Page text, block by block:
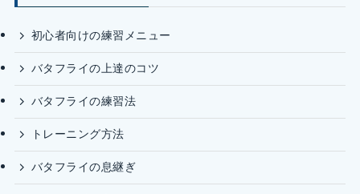
初心者向けの練習メニュー
バタフライの上達のコツ
バタフライの練習法
トレーニング方法
バタフライの息継ぎ